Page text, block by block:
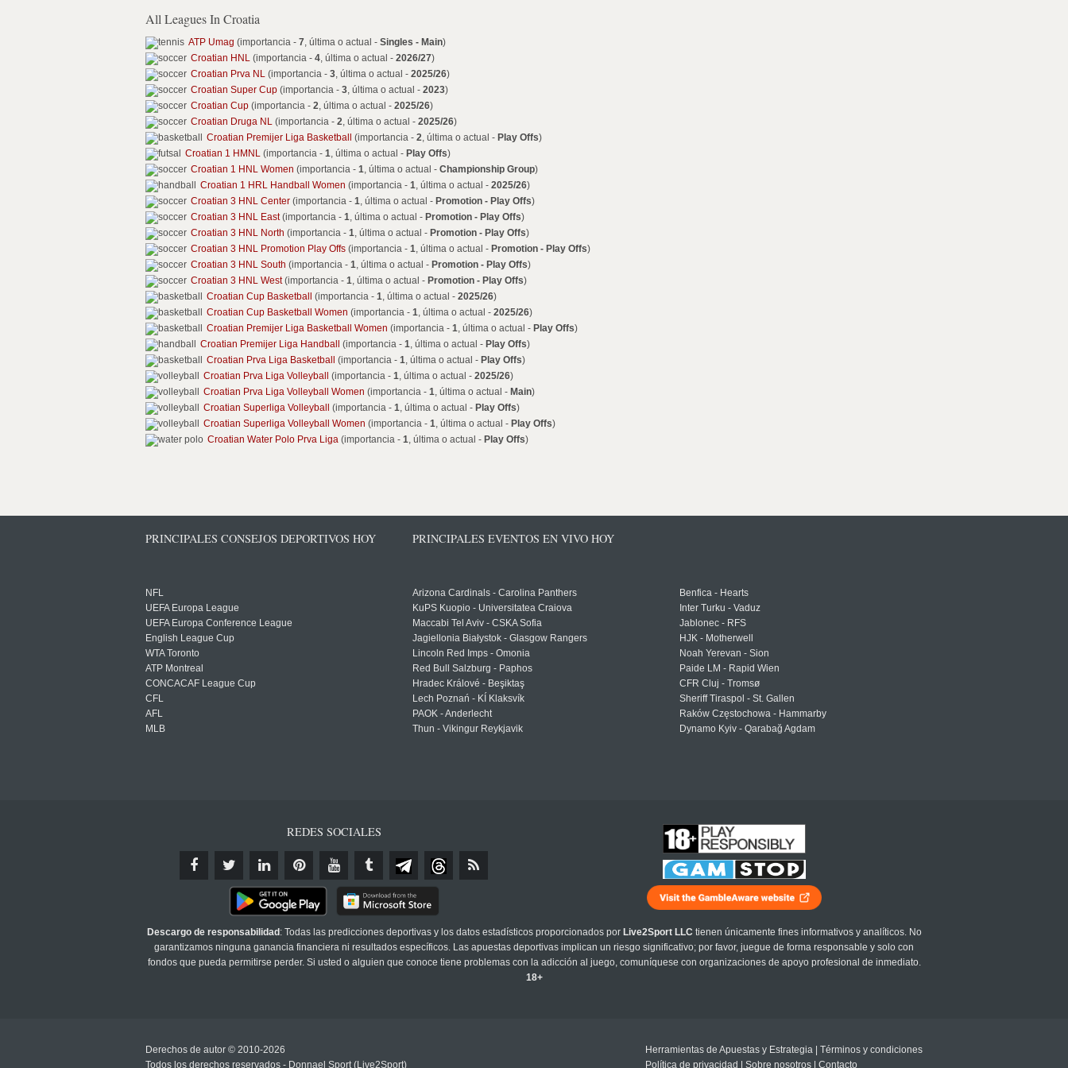
All Leagues In Croatia
ATP Umag (importancia - 7, última o actual - Singles - Main)
Croatian HNL (importancia - 4, última o actual - 2026/27)
Croatian Prva NL (importancia - 3, última o actual - 2025/26)
Croatian Super Cup (importancia - 3, última o actual - 2023)
Croatian Cup (importancia - 2, última o actual - 2025/26)
Croatian Druga NL (importancia - 2, última o actual - 2025/26)
Croatian Premijer Liga Basketball
(importancia - 2, última o actual - Play Offs)
Croatian 1 HMNL (importancia - 1, última o actual - Play Offs)
Croatian 1 HNL Women (importancia - 1, última o actual - Championship Group)
Croatian 1 HRL Handball Women (importancia - 1, última o actual - 2025/26)
Croatian 3 HNL Center (importancia - 1, última o actual - Promotion - Play Offs)
Croatian 3 HNL East(importancia - 1, última o actual - Promotion - Play Offs)
Croatian 3 HNL North (importancia - 1, última o actual - Promotion - Play Offs)
Croatian 3 HNL Promotion Play Offs (importancia - 1, última o actual - Promotion - Play Offs)
Croatian 3 HNL South (importancia - 1, última o actual - Promotion - Play Offs)
Croatian 3 HNL West(importancia - 1, última o actual - Promotion - Play Offs)
Croatian Cup Basketball
(importancia - 1, última o actual - 2025/26)
Croatian Cup Basketball Women (importancia - 1, última o actual - 2025/26)
Croatian Premijer Liga Basketball Women (importancia - 1, última o actual - Play Offs)
Croatian Premijer Liga Handball
(importancia - 1, última o actual - Play Offs)
Croatian Prva Liga Basketball
(importancia - 1, última o actual - Play Offs)
Croatian Prva Liga Volleyball
(importancia - 1, última o actual - 2025/26)
Croatian Prva Liga Volleyball Women (importancia - 1, última o actual - Main)
Croatian Superliga Volleyball
(importancia - 1, última o actual - Play Offs)
Croatian Superliga Volleyball Women (importancia - 1, última o actual - Play Offs)
Croatian Water Polo Prva Liga (importancia - 1, última o actual - Play Offs)
PRINCIPALES CONSEJOS DEPORTIVOS HOY
NFL
UEFA Europa League
UEFA Europa Conference League
English League Cup
WTA Toronto
ATP Montreal
CONCACAF League Cup
CFL
AFL
MLB
PRINCIPALES EVENTOS EN VIVO HOY
Arizona Cardinals - Carolina Panthers
KuPS Kuopio - Universitatea Craiova
Maccabi Tel Aviv - CSKA Sofia
Jagiellonia Białystok - Glasgow Rangers
Lincoln Red Imps - Omonia
Red Bull Salzburg - Paphos
Hradec Králové - Beşiktaş
Lech Poznań - KÍ Klaksvík
PAOK - Anderlecht
Thun - Vikingur Reykjavik
Benfica - Hearts
Inter Turku - Vaduz
Jablonec - RFS
HJK - Motherwell
Noah Yerevan - Sion
Paide LM - Rapid Wien
CFR Cluj - Tromsø
Sheriff Tiraspol - St. Gallen
Raków Częstochowa - Hammarby
Dynamo Kyiv - Qarabağ Agdam
REDES SOCIALES
Descargo de responsabilidad : Todas las predicciones deportivas y los datos estadísticos proporcionados por Live2Sport LLC tienen únicamente fines informativos y analíticos. No
garantizamos ninguna ganancia financiera ni resultados específicos. Las apuestas deportivas implican un riesgo significativo; por favor, juegue de forma responsable y solo con
fondos que pueda permitirse perder. Si usted o alguien que conoce tiene problemas con la adicción al juego, comuníquese con organizaciones de apoyo profesional de inmediato.
18+
Derechos de autor © 2010-2026
Todos los derechos reservados - Donnael Sport (Live2Sport)
Herramientas de Apuestas y Estrategia
Términos y condiciones
Política de privacidad
Sobre nosotros Contacto